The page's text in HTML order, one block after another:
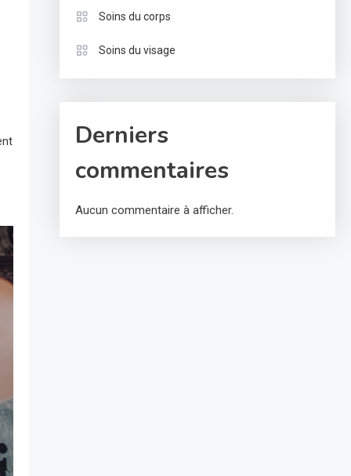
Soins du corps
Soins du visage
Derniers
commentaires
Aucun commentaire à afficher.